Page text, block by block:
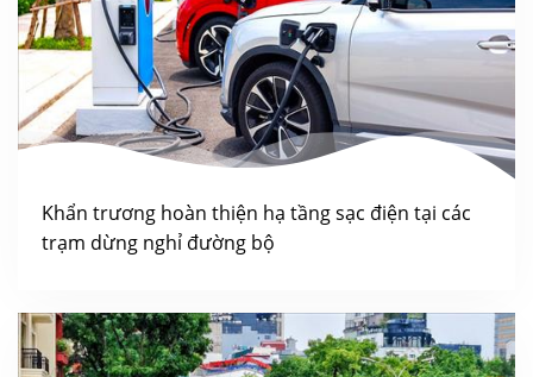
Khẩn trương hoàn thiện hạ tầng sạc điện tại các
trạm dừng nghỉ đường bộ